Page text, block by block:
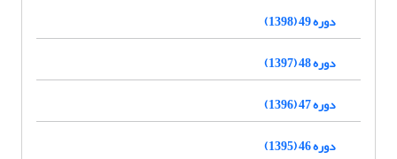
دوره 49 (1398)
دوره 48 (1397)
دوره 47 (1396)
دوره 46 (1395)